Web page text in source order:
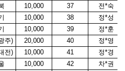
10,000 37 전*숙
10,000 38 정*성
10,000 39 정*훈
주) 20,000 40 정*영
전) 10,000 41 정*경
10,000 42 차*권